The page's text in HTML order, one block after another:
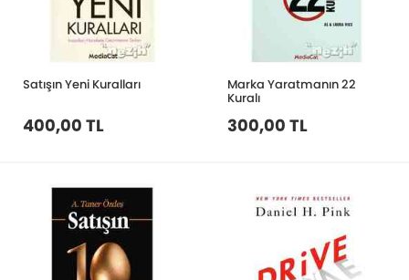
Satışın Yeni Kuralları
400,00 TL
Marka Yaratmanın 22
Kuralı
300,00 TL